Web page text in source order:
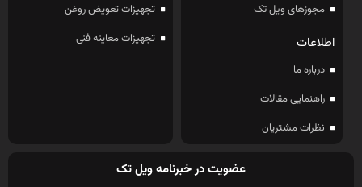
مجوزهای ویل تک
اطلاعات
درباره ما
راهنمایی مقالات
نظرات مشتریان
تجهیزات تعویض روغن
تجهیزات معاینه فنی
عضویت در خبرنامه ویل تک